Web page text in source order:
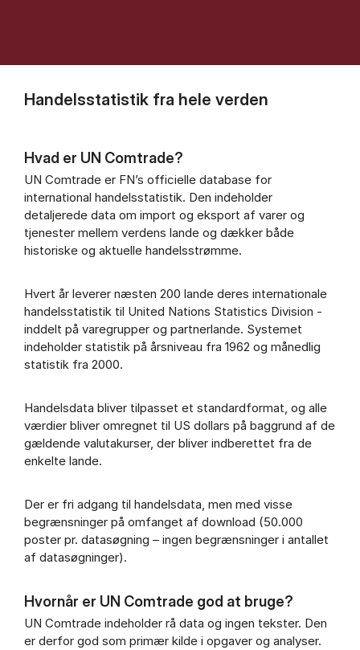
Handelsstatistik fra hele verden
Hvad er UN Comtrade?
UN Comtrade er FN’s officielle database for
international handelsstatistik. Den indeholder
detaljerede data om import og eksport af varer og
tjenester mellem verdens lande og dækker både
historiske og aktuelle handelsstrømme.
Hvert år leverer næsten 200 lande deres internationale
handelsstatistik til United Nations Statistics Division -
inddelt på varegrupper og partnerlande. Systemet
indeholder statistik på årsniveau fra 1962 og månedlig
statistik fra 2000.
Handelsdata bliver tilpasset et standardformat, og alle
værdier bliver omregnet til US dollars på baggrund af de
gældende valutakurser, der bliver indberettet fra de
enkelte lande.
Der er fri adgang til handelsdata, men med visse
begrænsninger på omfanget af download (50.000
poster pr. datasøgning – ingen begrænsninger i antallet
af datasøgninger).
Hvornår er UN Comtrade god at bruge?
UN Comtrade indeholder rå data og ingen tekster. Den
er derfor god som primær kilde i opgaver og analyser.